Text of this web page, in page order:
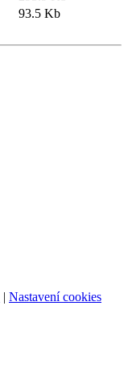
93.5 Kb
| Nastavení cookies